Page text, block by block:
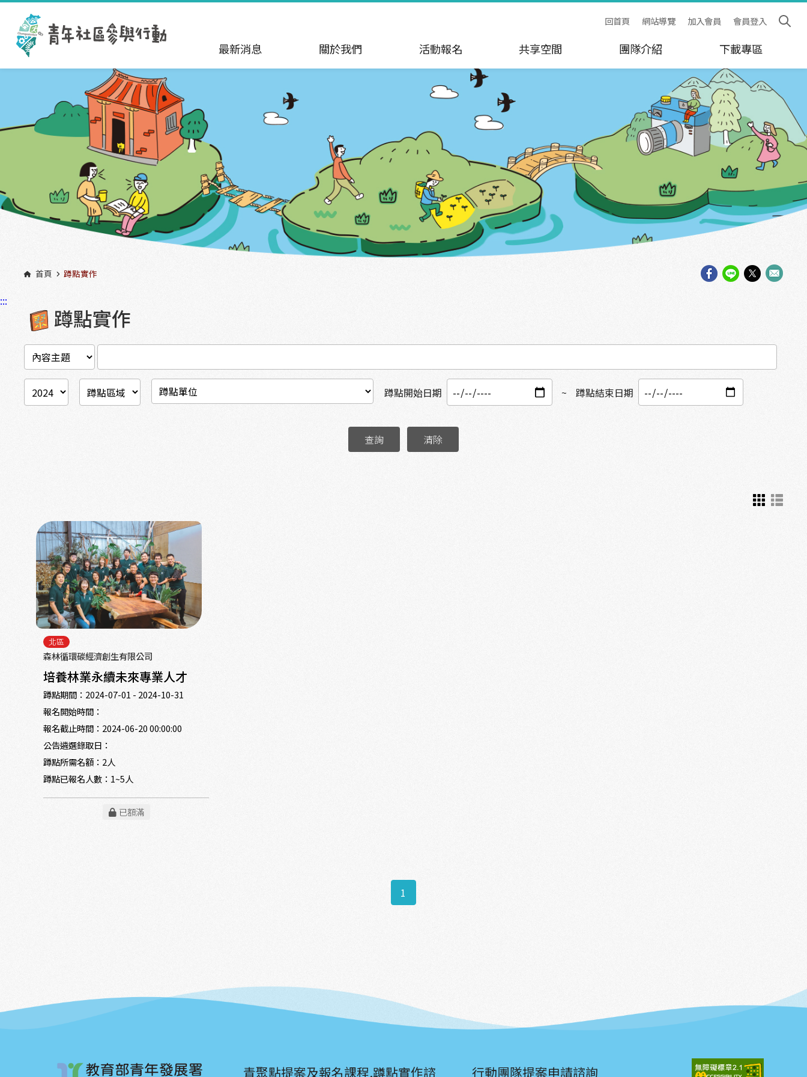
跳到主要內容區塊
回首頁 網站導覽 加入會員 會員登入
最新消息 關於我們 活動報名 共享空間 團隊介紹 下載專區
首頁 蹲點實作
:::
蹲點實作
蹲點開始日期 ~ 蹲點結束日期
查詢 清除
北區
森林循環碳經濟創生有限公司
培養林業永續未來專業人才
蹲點期間： 2024-07-01 - 2024-10-31
報名開始時間：
報名截止時間： 2024-06-20 00:00:00
公告遴選錄取日：
蹲點所需名額： 2人
蹲點已報名人數： 1~5人
已額滿
1
青聚點提案及報名課程.蹲點實作諮 行動團隊提案申請諮詢